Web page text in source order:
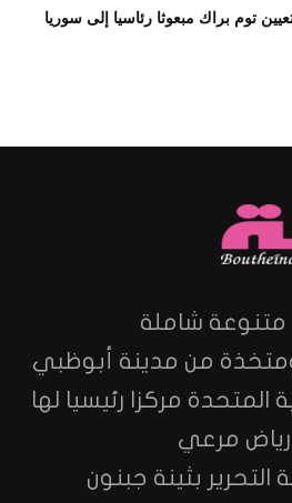
توم براك مبعوثا رئاسيا إلى سوريا
متنوعة شاملة
ومتخذة من مدينة أبوظبي
المتحدة مركزا رئيسيا لها
رياض مرعي
التحرير بثينة جبنون